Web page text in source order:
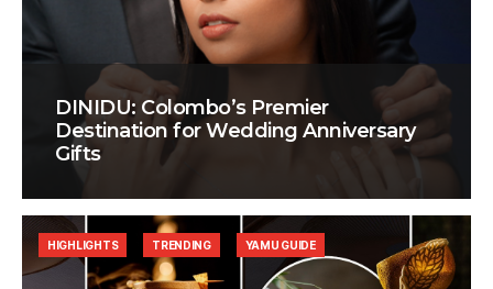
DINIDU: Colombo’s Premier
Destination for Wedding Anniversary
Gifts
HIGHLIGHTS TRENDING YAMU GUIDE